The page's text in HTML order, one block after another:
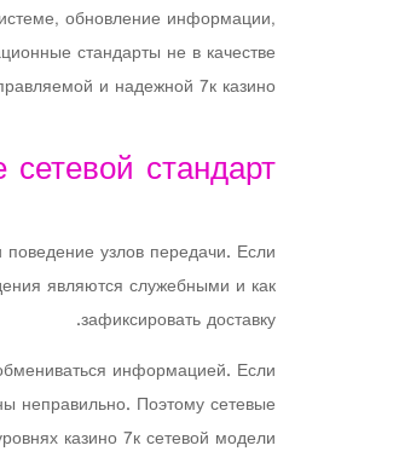
обновление информации,
стандарты не в качестве
и надежной 7к казино.
сетевой стандарт
узлов передачи. Если
являются служебными и как
зафиксировать доставку.
информацией. Если
неправильно. Поэтому сетевые
казино 7к сетевой модели.